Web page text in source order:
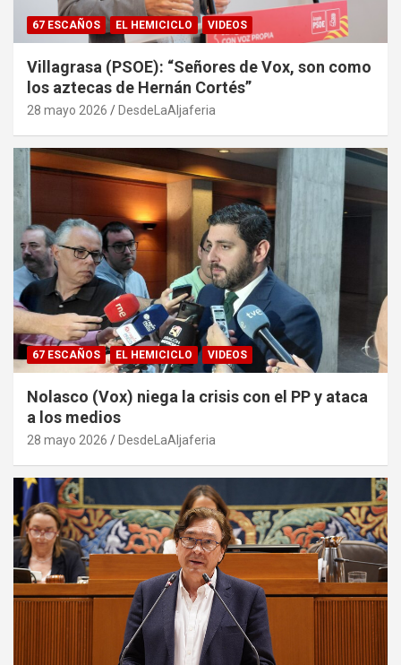
67 ESCAÑOS EL HEMICICLO VIDEOS
Villagrasa (PSOE): “Señores de Vox, son como
los aztecas de Hernán Cortés”
28 mayo 2026 DesdeLaAljaferia
67 ESCAÑOS EL HEMICICLO VIDEOS
Nolasco (Vox) niega la crisis con el PP y ataca
a los medios
28 mayo 2026 DesdeLaAljaferia